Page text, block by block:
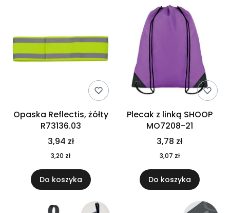
Opaska Reflectis, żółty
R73136.03
3,94 zł
3,20 zł
Do koszyka
Plecak z linką SHOOP
MO7208-21
3,78 zł
3,07 zł
Do koszyka